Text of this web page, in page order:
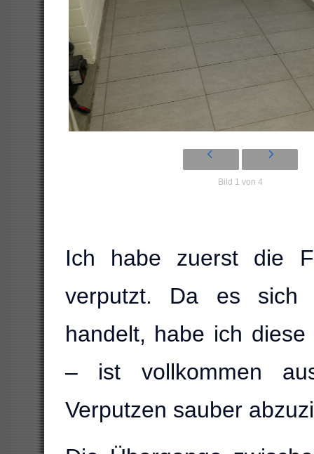
Bild 1 von 4
Ich habe zuerst die
verputzt. Da es sich
handelt, habe ich
– ist vollkommen
Verputzen sauber